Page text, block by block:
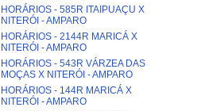
HORÁRIOS - 585R ITAIPUAÇU X
NITERÓI - AMPARO
HORÁRIOS - 2144R MARICÁ X
NITERÓI - AMPARO
HORÁRIOS - 543R VÁRZEA DAS
MOÇAS X NITERÓI - AMPARO
HORÁRIOS - 144R MARICÁ X
NITERÓI - AMPARO